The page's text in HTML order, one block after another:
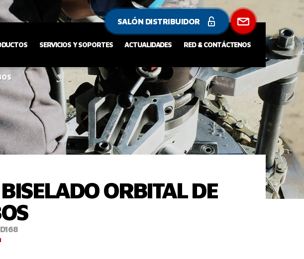
SERVICIOS Y SOPORTES ACTUALIDADES RED & CONTÁCTENOS
SALÓN DISTRIBUIDOR
ORBITAL DE